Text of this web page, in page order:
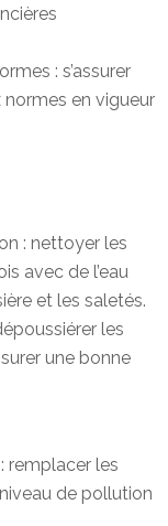
: s’assurer
en vigueur
: nettoyer les
avec de l’eau
et les saletés.
les
une bonne
remplacer les
de pollution